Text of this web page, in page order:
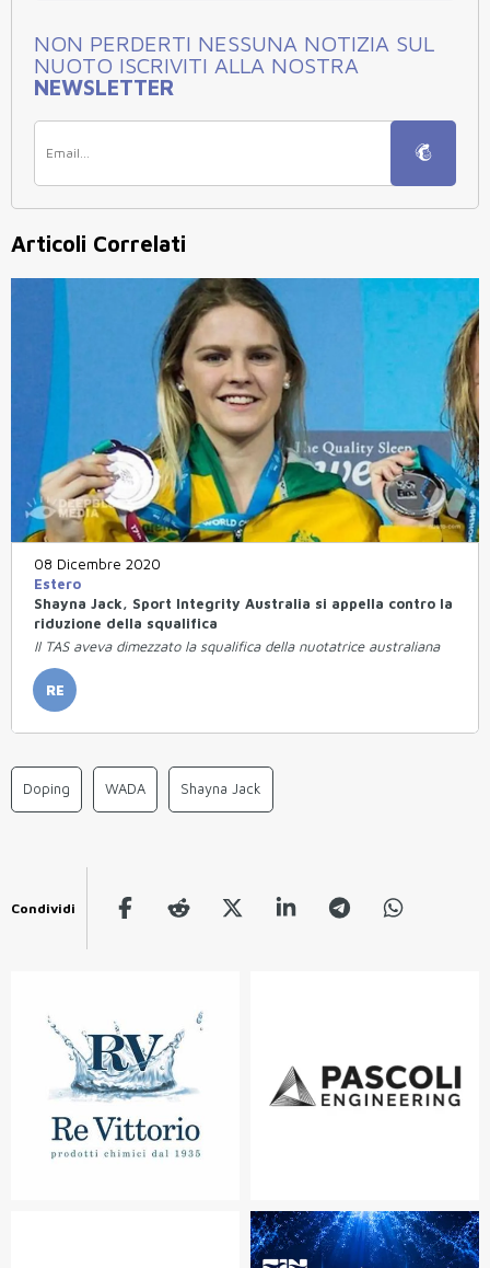
NON PERDERTI NESSUNA NOTIZIA SUL
NUOTO ISCRIVITI ALLA NOSTRA
NEWSLETTER
Articoli Correlati
08 Dicembre 2020
Estero
Shayna Jack, Sport Integrity Australia si appella contro la
riduzione della squalifica
Il TAS aveva dimezzato la squalifica della nuotatrice australiana
RE
Doping WADA Shayna Jack
Condividi